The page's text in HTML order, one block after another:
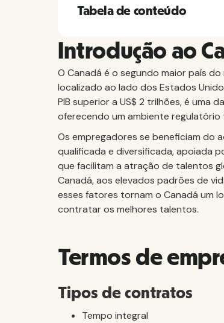
Tabela de conteúdo
Introdução ao
O Canadá é o segundo maior país
localizado ao lado dos Estados
PIB superior a US$ 2 trilhões, é uma
oferecendo um ambiente
Os empregadores se beneficiam do
qualificada e diversificada, apoiada
que facilitam a atração de talentos
Canadá, aos elevados padrões de
esses fatores tornam o Canadá um
contratar os melhores talentos.
Termos de
Tipos de contratos
Tempo integral